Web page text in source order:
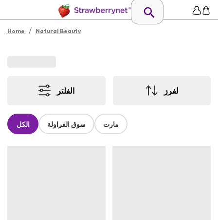
Home / Natural Beauty
الفلتر لفرز
الكل سوق الفراولة مارت